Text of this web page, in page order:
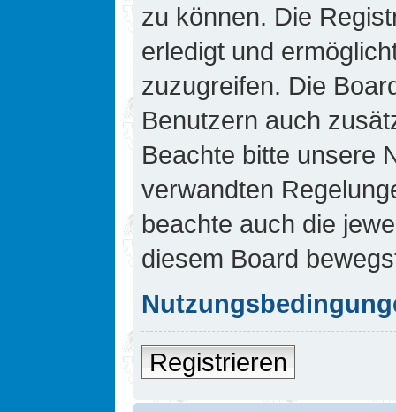
zu können. Die
erledigt und
zuzugreifen. Die
Benutzern auch
Beachte bitte unsere
verwandten
beachte auch die
diesem Board
Registrieren